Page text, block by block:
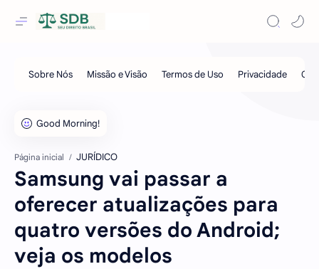
Página inicial JURÍDICO
Samsung vai passar a
oferecer atualizações para
quatro versões do Android;
veja os modelos